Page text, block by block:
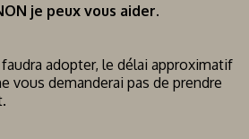
je peux vous aider.
adopter, le délai approximatif
vous demanderai pas de prendre